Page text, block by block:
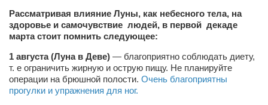
Курьезы
Арт-менеджеры
Лариса Ильченко
Рассматривая влияние Луны, как небесного тела, на
здоровье и самочувствие людей, в первой декаде
мартастоит помнить следующее:
1 августа(Луна в Деве) — благоприятно соблюдать диету,
т. е ограничить жирную и острую пищу. Не планируйте
операции на брюшной полости. Очень благоприятны
прогулки и упражнения для ног.